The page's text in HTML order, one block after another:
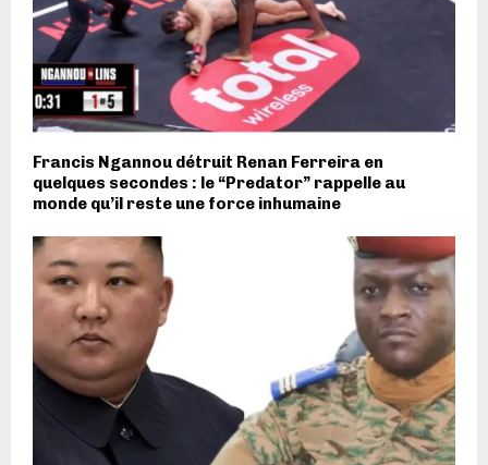
Francis Ngannou détruit Renan Ferreira en
quelques secondes : le “Predator” rappelle au
monde qu’il reste une force inhumaine